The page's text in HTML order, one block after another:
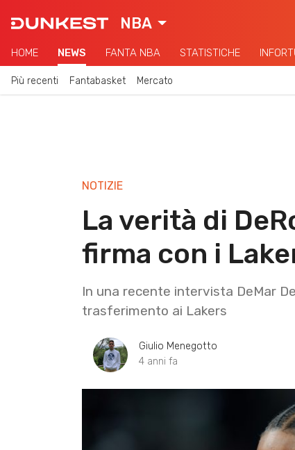
NBA
HOME NEWS FANTA NBA STATISTICHE
Più recenti Fantabasket Mercato
NOTIZIE
La verità di
firma con i
In una recente intervista DeMar
trasferimento ai Lakers
Giulio Menegotto
4 anni fa